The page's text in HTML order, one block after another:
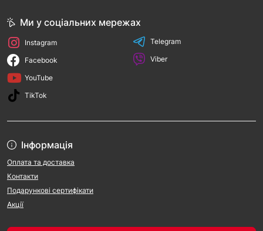
Інформація
Оплата та доставка
Контакти
Подарункові сертифікати
Акції
Ми у соціальних мережах
Instagram
Facebook
YouTube
TikTok
Telegram
Viber